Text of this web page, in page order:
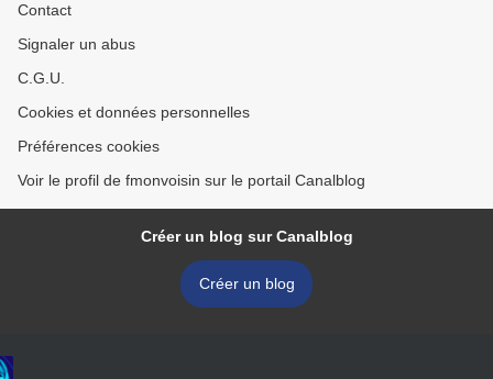
Contact
Signaler un abus
C.G.U.
Cookies et données personnelles
Préférences cookies
Voir le profil de fmonvoisin sur le portail Canalblog
Créer un blog sur Canalblog
Créer un blog